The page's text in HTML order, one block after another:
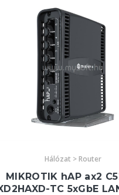
Hálózat > Router
MIKROTIK hAP ax2
TC 5xGbE